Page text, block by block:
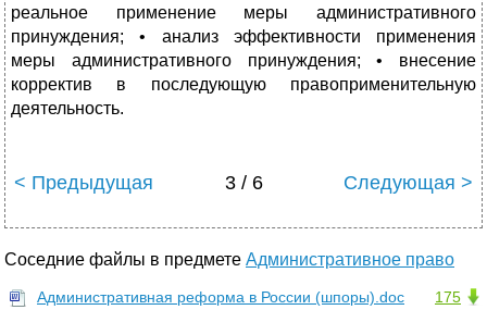
реальное применение меры административного
принуждения; • анализ эффективности применения
меры административного принуждения; • внесение
корректив в последующую правоприменительную
деятельность.
< Предыдущая 3 / 6 Следующая >
Соседние файлы в предмете Административное право
175
Административная реформа в России (шпоры).doc